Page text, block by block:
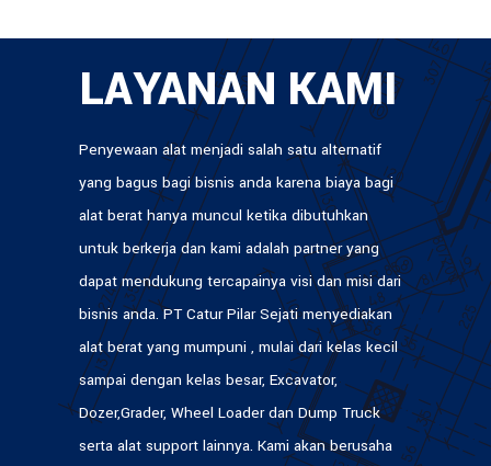
LAYANAN KAMI
Penyewaan alat menjadi salah satu alternatif
yang bagus bagi bisnis anda karena biaya bagi
alat berat hanya muncul ketika dibutuhkan
untuk berkerja dan kami adalah partner yang
dapat mendukung tercapainya visi dan misi dari
bisnis anda. PT Catur Pilar Sejati menyediakan
alat berat yang mumpuni , mulai dari kelas kecil
sampai dengan kelas besar, Excavator,
Dozer,Grader, Wheel Loader dan Dump Truck
serta alat support lainnya. Kami akan berusaha